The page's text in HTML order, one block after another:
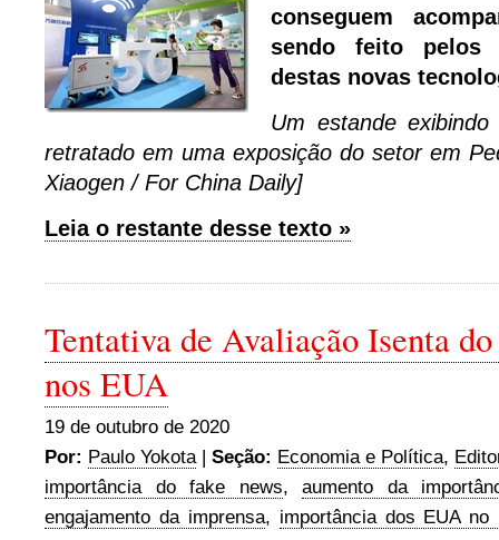
conseguem
sendo feito pelos
destas novas
Um estande
retratado em uma exposição do setor em
Xiaogen / For China Daily]
Leia o restante desse texto »
Tentativa de Avaliação Isenta
nos EUA
19 de outubro de 2020
Por: Paulo Yokota| Seção: Economia e Política,
importância do fake news,aumento da
engajamento da imprensa, importância dos EUA no